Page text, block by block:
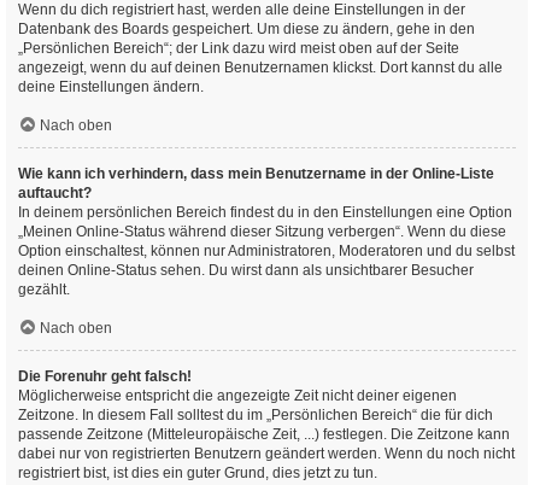
Wenn du dich registriert hast, werden alle deine Einstellungen in der
Datenbank des Boards gespeichert. Um diese zu ändern, gehe in den
„Persönlichen Bereich“; der Link dazu wird meist oben auf der Seite
angezeigt, wenn du auf deinen Benutzernamen klickst. Dort kannst du alle
deine Einstellungen ändern.
Nach oben
Wie kann ich verhindern, dass mein Benutzername in der Online-Liste
auftaucht?
In deinem persönlichen Bereich findest du in den Einstellungen eine Option
„Meinen Online-Status während dieser Sitzung verbergen“. Wenn du diese
Option einschaltest, können nur Administratoren, Moderatoren und du selbst
deinen Online-Status sehen. Du wirst dann als unsichtbarer Besucher
gezählt.
Nach oben
Die Forenuhr geht falsch!
Möglicherweise entspricht die angezeigte Zeit nicht deiner eigenen
Zeitzone. In diesem Fall solltest du im „Persönlichen Bereich“ die für dich
passende Zeitzone (Mitteleuropäische Zeit, ...) festlegen. Die Zeitzone kann
dabei nur von registrierten Benutzern geändert werden. Wenn du noch nicht
registriert bist, ist dies ein guter Grund, dies jetzt zu tun.